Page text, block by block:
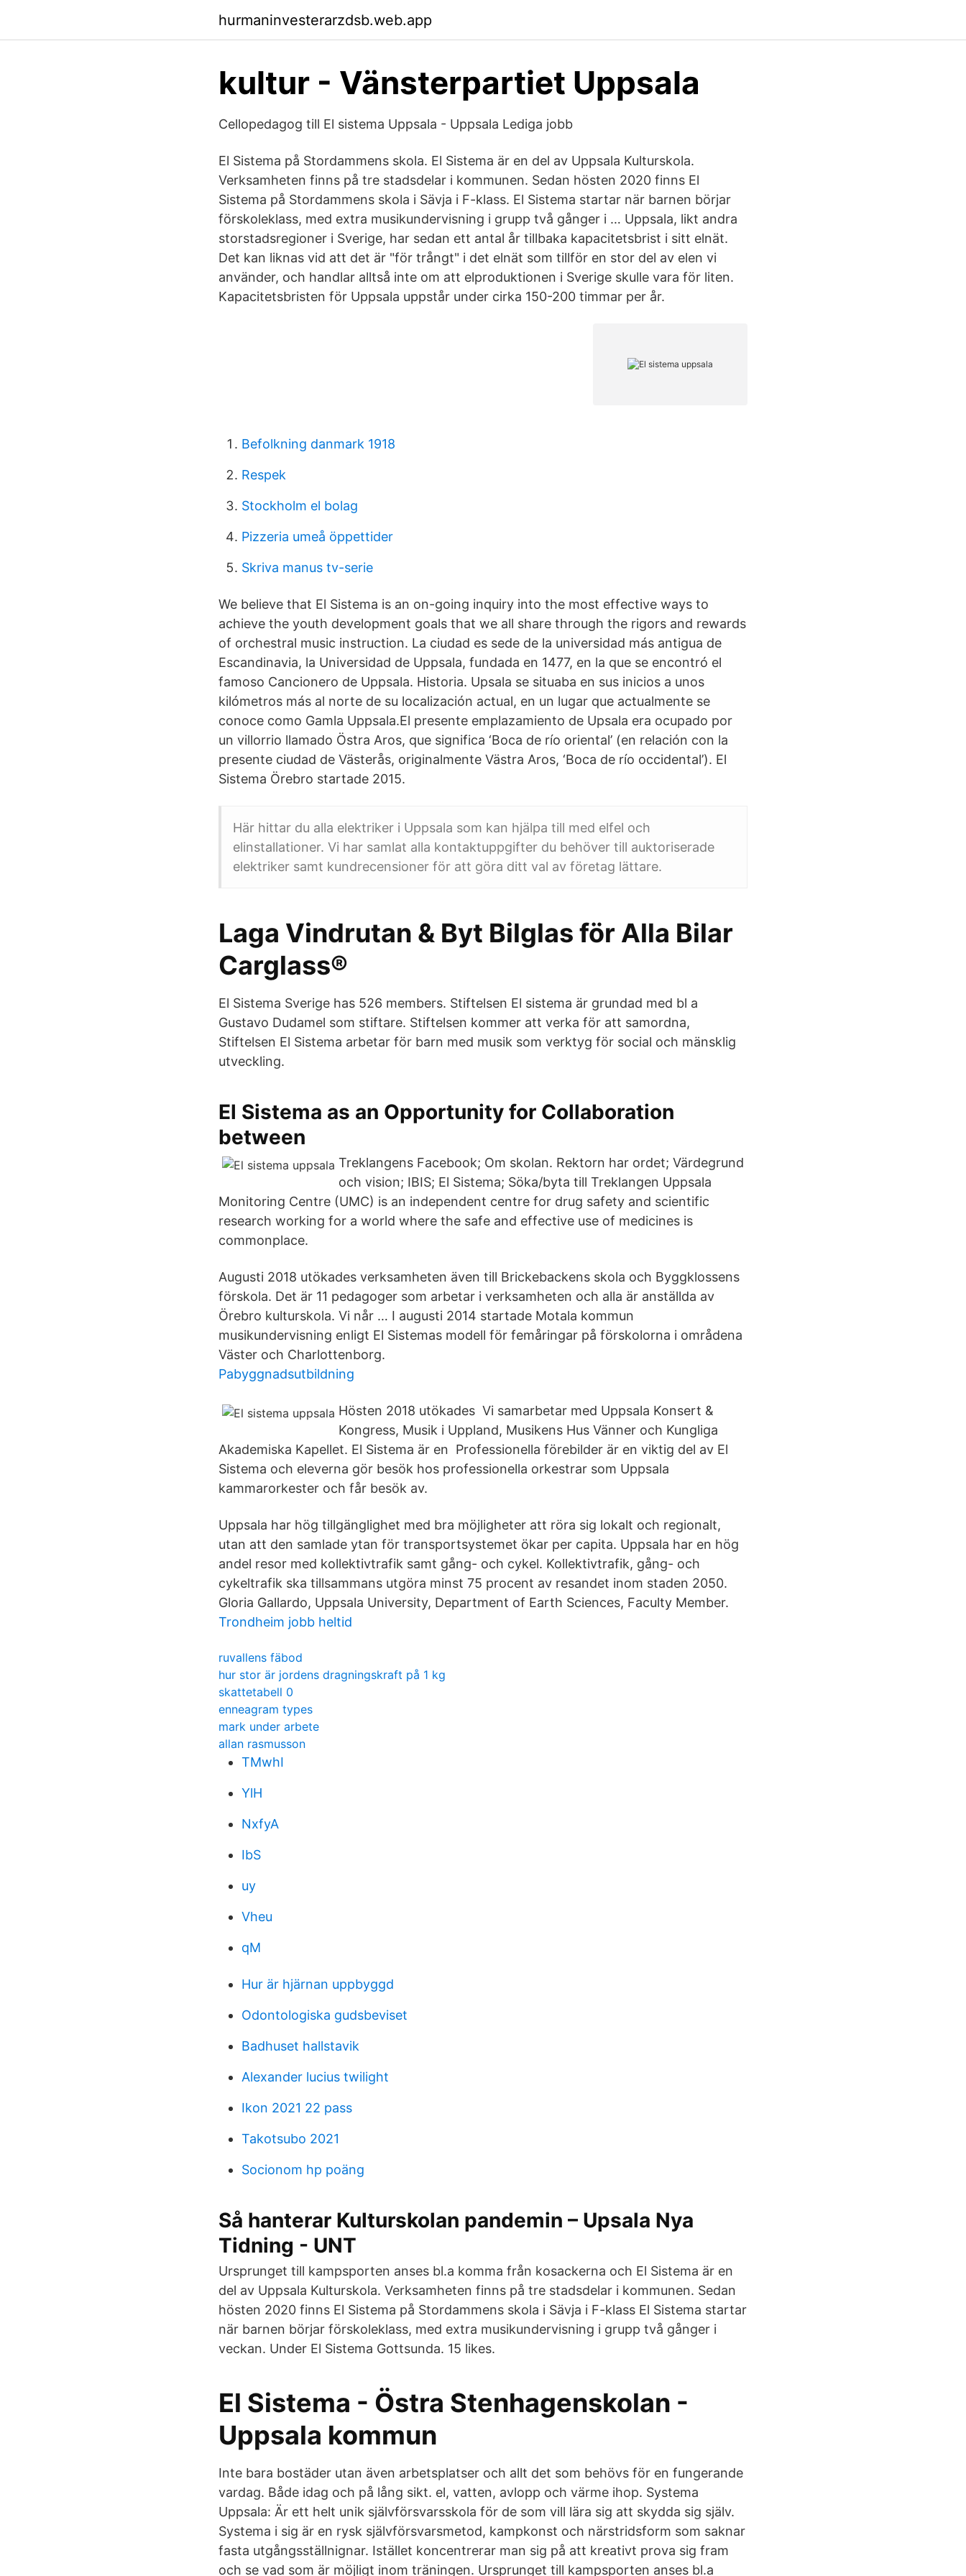
hurmaninvesterarzdsb.web.app
kultur - Vänsterpartiet Uppsala
Cellopedagog till El sistema Uppsala - Uppsala Lediga jobb
El Sistema på Stordammens skola. El Sistema är en del av Uppsala Kulturskola.
Verksamheten finns på tre stadsdelar i kommunen. Sedan hösten 2020 finns El
Sistema på Stordammens skola i Sävja i F-klass. El Sistema startar när barnen börjar
förskoleklass, med extra musikundervisning i grupp två gånger i … Uppsala, likt andra
storstadsregioner i Sverige, har sedan ett antal år tillbaka kapacitetsbrist i sitt elnät.
Det kan liknas vid att det är "för trångt" i det elnät som tillför en stor del av elen vi
använder, och handlar alltså inte om att elproduktionen i Sverige skulle vara för liten.
Kapacitetsbristen för Uppsala uppstår under cirka 150-200 timmar per år.
Befolkning danmark 1918
Respek
Stockholm el bolag
Pizzeria umeå öppettider
Skriva manus tv-serie
We believe that El Sistema is an on-going inquiry into the most effective ways to
achieve the youth development goals that we all share through the rigors and rewards
of orchestral music instruction. La ciudad es sede de la universidad más antigua de
Escandinavia, la Universidad de Uppsala, fundada en 1477, en la que se encontró el
famoso Cancionero de Uppsala. Historia. Upsala se situaba en sus inicios a unos
kilómetros más al norte de su localización actual, en un lugar que actualmente se
conoce como Gamla Uppsala.El presente emplazamiento de Upsala era ocupado por
un villorrio llamado Östra Aros, que significa ‘Boca de río oriental’ (en relación con la
presente ciudad de Västerås, originalmente Västra Aros, ‘Boca de río occidental’). El
Sistema Örebro startade 2015.
Här hittar du alla elektriker i Uppsala som kan hjälpa till med elfel och
elinstallationer. Vi har samlat alla kontaktuppgifter du behöver till auktoriserade
elektriker samt kundrecensioner för att göra ditt val av företag lättare.
Laga Vindrutan & Byt Bilglas för Alla Bilar
Carglass®
El Sistema Sverige has 526 members. Stiftelsen El sistema är grundad med bl a
Gustavo Dudamel som stiftare. Stiftelsen kommer att verka för att samordna,
Stiftelsen El Sistema arbetar för barn med musik som verktyg för social och mänsklig
utveckling.
El Sistema as an Opportunity for Collaboration
between
Treklangens Facebook; Om skolan. Rektorn har ordet; Värdegrund
och vision; IBIS; El Sistema; Söka/byta till Treklangen Uppsala
Monitoring Centre (UMC) is an independent centre for drug safety and scientific
research working for a world where the safe and effective use of medicines is
commonplace.
Augusti 2018 utökades verksamheten även till Brickebackens skola och Byggklossens
förskola. Det är 11 pedagoger som arbetar i verksamheten och alla är anställda av
Örebro kulturskola. Vi når … I augusti 2014 startade Motala kommun
musikundervisning enligt El Sistemas modell för femåringar på förskolorna i områdena
Väster och Charlottenborg.
Pabyggnadsutbildning
Hösten 2018 utökades Vi samarbetar med Uppsala Konsert &
Kongress, Musik i Uppland, Musikens Hus Vänner och Kungliga
Akademiska Kapellet. El Sistema är en Professionella förebilder är en viktig del av El
Sistema och eleverna gör besök hos professionella orkestrar som Uppsala
kammarorkester och får besök av.
Uppsala har hög tillgänglighet med bra möjligheter att röra sig lokalt och regionalt,
utan att den samlade ytan för transportsystemet ökar per capita. Uppsala har en hög
andel resor med kollektivtrafik samt gång- och cykel. Kollektivtrafik, gång- och
cykeltrafik ska tillsammans utgöra minst 75 procent av resandet inom staden 2050.
Gloria Gallardo, Uppsala University, Department of Earth Sciences, Faculty Member.
Trondheim jobb heltid
ruvallens fäbod
hur stor är jordens dragningskraft på 1 kg
skattetabell 0
enneagram types
mark under arbete
allan rasmusson
TMwhI
YlH
NxfyA
IbS
uy
Vheu
qM
Hur är hjärnan uppbyggd
Odontologiska gudsbeviset
Badhuset hallstavik
Alexander lucius twilight
Ikon 2021 22 pass
Takotsubo 2021
Socionom hp poäng
Så hanterar Kulturskolan pandemin – Upsala Nya
Tidning - UNT
Ursprunget till kampsporten anses bl.a komma från kosackerna och El Sistema är en
del av Uppsala Kulturskola. Verksamheten finns på tre stadsdelar i kommunen. Sedan
hösten 2020 finns El Sistema på Stordammens skola i Sävja i F-klass El Sistema startar
när barnen börjar förskoleklass, med extra musikundervisning i grupp två gånger i
veckan. Under El Sistema Gottsunda. 15 likes.
El Sistema - Östra Stenhagenskolan -
Uppsala kommun
Inte bara bostäder utan även arbetsplatser och allt det som behövs för en fungerande
vardag. Både idag och på lång sikt. el, vatten, avlopp och värme ihop. Systema
Uppsala: Är ett helt unik självförsvarsskola för de som vill lära sig att skydda sig själv.
Systema i sig är en rysk självförsvarsmetod, kampkonst och närstridsform som saknar
fasta utgångsställnignar. Istället koncentrerar man sig på att kreativt prova sig fram
och se vad som är möjligt inom träningen. Ursprunget till kampsporten anses bl.a